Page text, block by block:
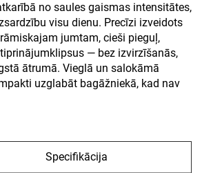
no saules gaismas intensitātes,
visu dienu. Precīzi izveidots
jumtam, cieši pieguļ,
— bez izvirzīšanās,
ātrumā. Vieglā un salokāmā
uzglabāt bagāžniekā, kad nav
Specifikācija